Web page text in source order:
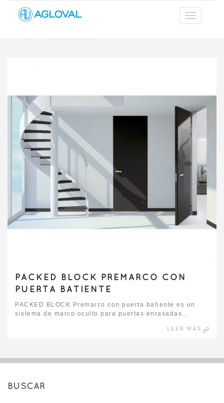
PACKED BLOCK PREMARCO CON
PUERTA BATIENTE
PACKED BLOCK Premarco con puerta batiente es un
sistema de marco oculto para puertas enrasadas...
LEER MÁS
BUSCAR